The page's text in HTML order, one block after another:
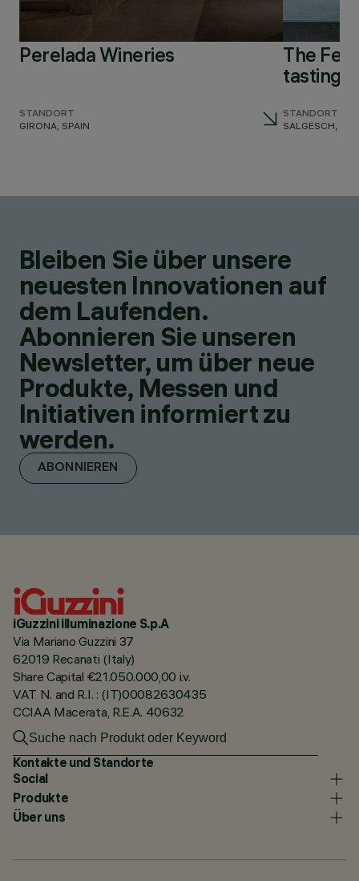
Perelada Wineries
STANDORT
GIRONA, SPAIN
The
tasting
STANDORT
SALGESCH,
Bleiben Sie über unsere
neuesten Innovationen auf
dem Laufenden.
Abonnieren Sie unseren
Newsletter, um über neue
Produkte, Messen und
Initiativen informiert zu
werden.
ABONNIEREN
iGuzzini illuminazione S.p.A
Via Mariano Guzzini 37
62019 Recanati (Italy)
Share Capital €21.050.000,00 i.v.
VAT N. and R.I. : (IT)00082630435
CCIAA Macerata, R.E.A. 40632
Kontakte und Standorte
Social
Produkte
Über uns